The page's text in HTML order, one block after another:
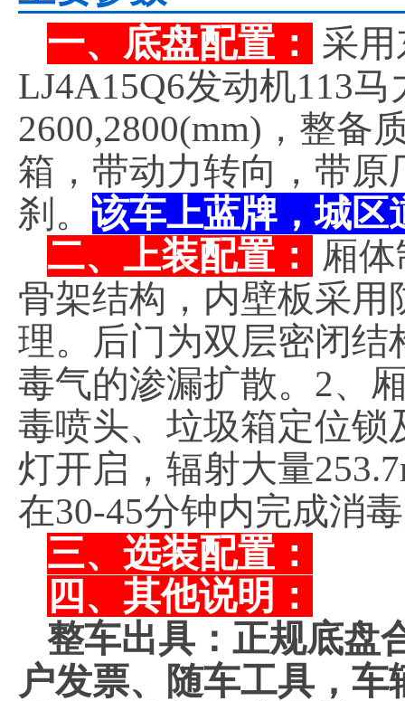
一、底盘配置：
采用
LJ4A15Q6发动机113
2600,2800(mm)，整备
箱，带动力转向，带
刹。 该车上蓝牌，城区
二、上装配置：
厢
骨架结构，内壁板采
理。后门为双层密闭
毒气的渗漏扩散。2、
毒喷头、垃圾箱定位
灯开启，辐射大量
在30-45分钟内完成消
三、选装配置：
四、其他说明：
整车出具：正规底盘
户发票、随车工具，